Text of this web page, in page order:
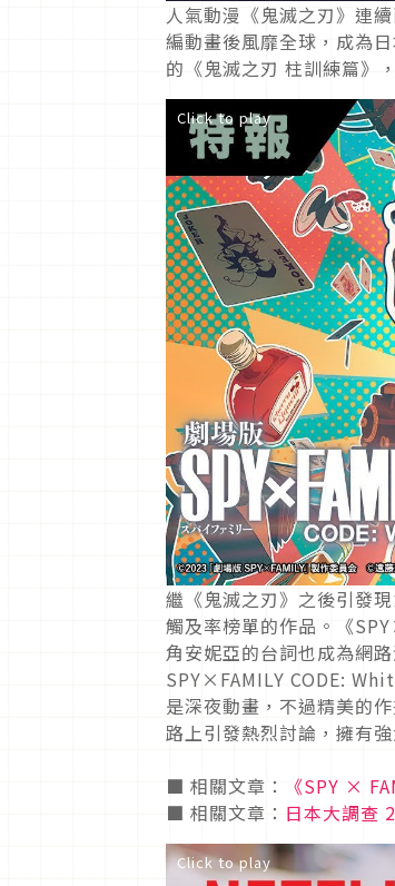
人氣動漫《鬼滅之刃》連
編動畫後風靡全球，成為
的《鬼滅之刃 柱訓練篇》
Click to play
繼《鬼滅之刃》之後引發
觸及率榜單的作品。《
角安妮亞的台詞也成為網
SPY×FAMILY CODE:
是深夜動畫，不過精美的
路上引發熱烈討論，擁有
■ 相關文章：
《SPY ×
■ 相關文章： 日本大調查
Click to play